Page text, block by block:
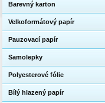
Barevný karton
Velkoformátový papír
Pauzovací papír
Samolepky
Polyesterové fólie
Bílý hlazený papír